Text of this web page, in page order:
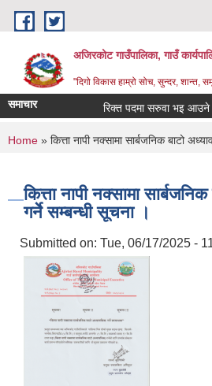
Skip to main content
अजिरकोट गाउँपालिका, गाउँ
"दिगो विकास हाम्रो सोच, सुन्दर, शान्त,
समाचार रिक्त पदमा सरुवा भइ आउने
You are here
Home » कित्ता नापी नक्सामा सार्बजनिक बाटो
कित्ता नापी नक्सामा
गर्ने सम्बन्धी सूचना ।
Submitted on: Tue, 06/17/2025 -